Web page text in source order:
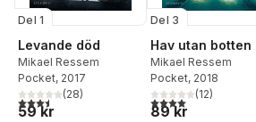
Del 1
Levande död
Mikael Ressem
Pocket, 2017
3,5utav 5 stjärnor. Totalt antal röster:
(28)
59 kr
Del 3
Hav utan botten
Mikael Ressem
Pocket, 2018
4,0utav 5 stjärnor.
(12)
89 kr